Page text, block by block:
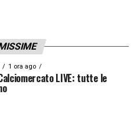
sembra
e vicino alla
una nuova sfida e
d’Europa.
1 ora ago
LIVE: tutte le